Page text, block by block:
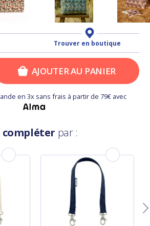
Trouver en boutique
AJOUTER AU PANIER
en 3x sans frais à partir de 79€ avec
compléter par :